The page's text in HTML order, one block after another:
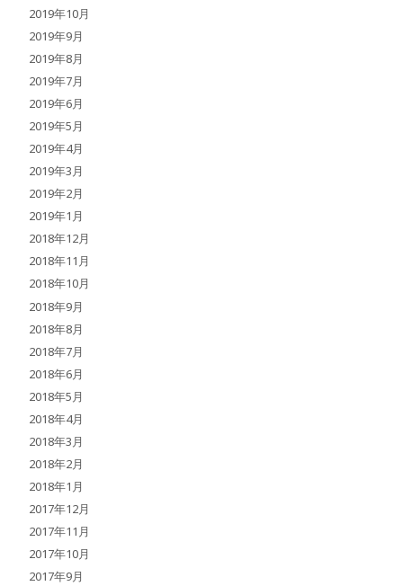
2019年10月
2019年9月
2019年8月
2019年7月
2019年6月
2019年5月
2019年4月
2019年3月
2019年2月
2019年1月
2018年12月
2018年11月
2018年10月
2018年9月
2018年8月
2018年7月
2018年6月
2018年5月
2018年4月
2018年3月
2018年2月
2018年1月
2017年12月
2017年11月
2017年10月
2017年9月